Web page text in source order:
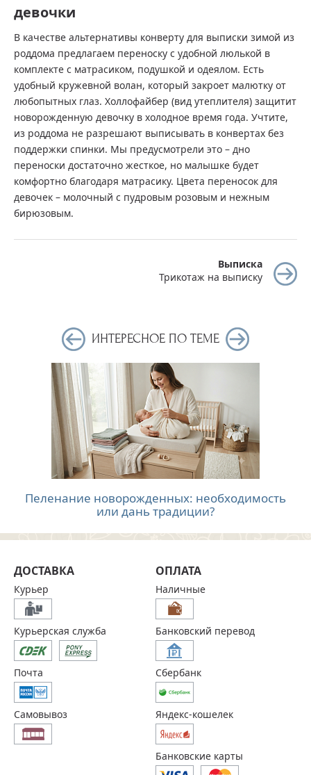
девочки
В качестве альтернативы конверту для выписки зимой из
роддома предлагаем переноску с удобной люлькой в
комплекте с матрасиком, подушкой и одеялом. Есть
удобный кружевной волан, который закроет малютку от
любопытных глаз. Холлофайбер (вид утеплителя) защитит
новорожденную девочку в холодное время года. Учтите,
из роддома не разрешают выписывать в конвертах без
поддержки спинки. Мы предусмотрели это – дно
переноски достаточно жесткое, но малышке будет
комфортно благодаря матрасику. Цвета переносок для
девочек – молочный с пудровым розовым и нежным
бирюзовым.
Выписка
Трикотаж на выписку
ИНТЕРЕСНОЕ ПО ТЕМЕ
Пеленание новорожденных: необходимость
или дань традиции?
ДОСТАВКА
Курьер
Курьерская служба
Почта
Самовывоз
ОПЛАТА
Наличные
Банковский перевод
Сбербанк
Яндекс-кошелек
Банковские карты